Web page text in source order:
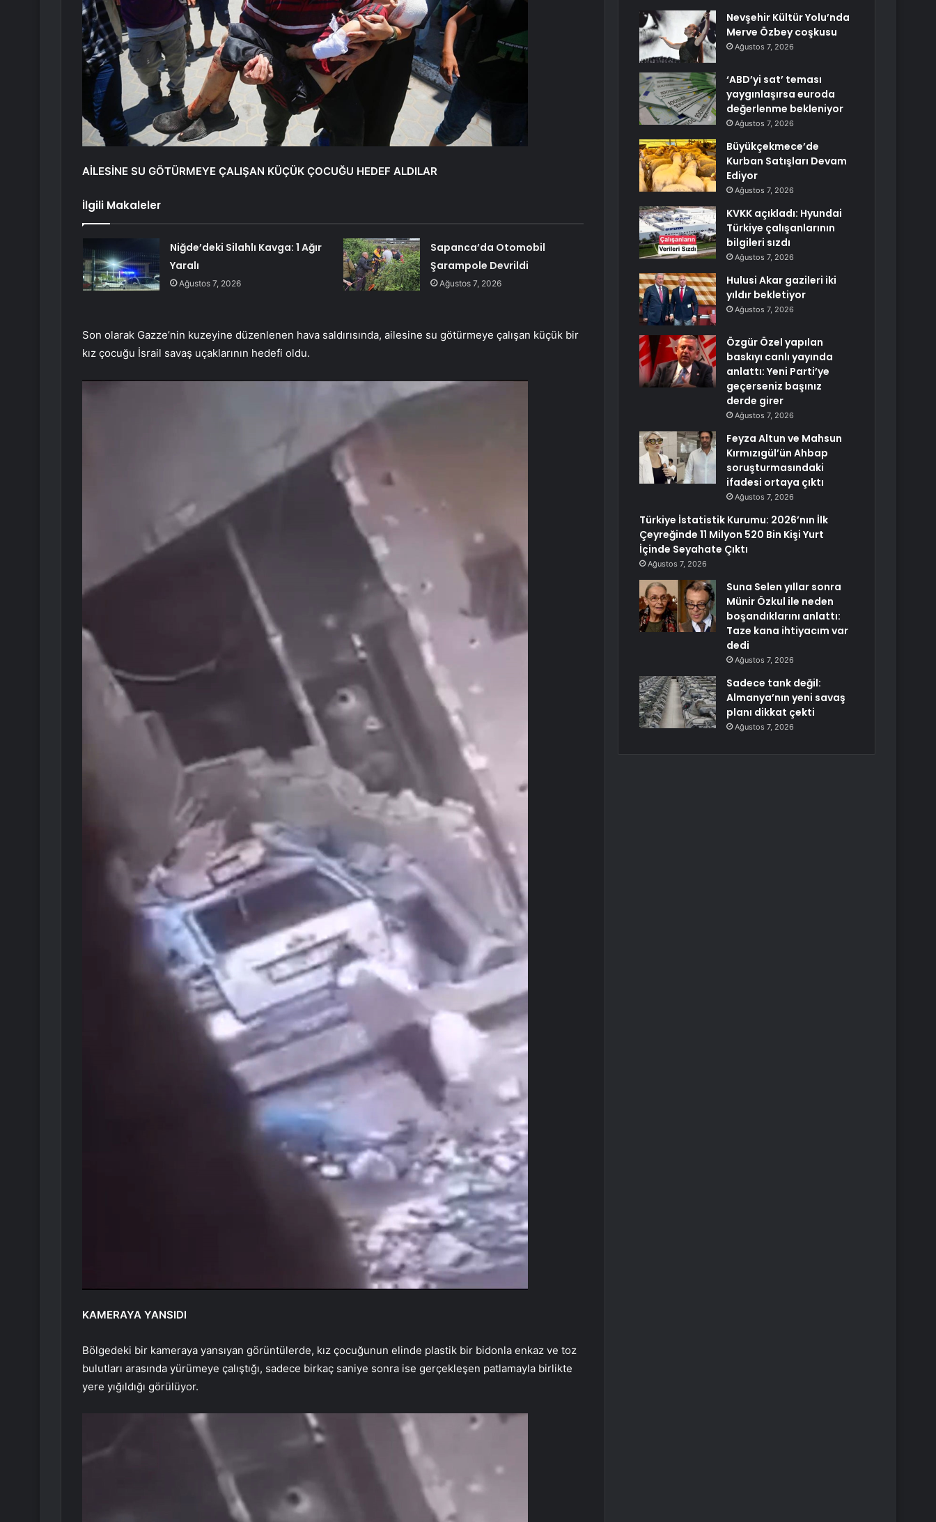
AİLESİNE SU GÖTÜRMEYE ÇALIŞAN KÜÇÜK ÇOCUĞU HEDEF ALDILAR
İlgili Makaleler
Niğde’deki Silahlı Kavga: 1 Ağır
Yaralı
Ağustos 7, 2026
Sapanca’da Otomobil
Şarampole Devrildi
Ağustos 7, 2026
Son olarak Gazze’nin kuzeyine düzenlenen hava saldırısında, ailesine su götürmeye çalışan küçük bir
kız çocuğu İsrail savaş uçaklarının hedefi oldu.
KAMERAYA YANSIDI
Bölgedeki bir kameraya yansıyan görüntülerde, kız çocuğunun elinde plastik bir bidonla enkaz ve toz
bulutları arasında yürümeye çalıştığı, sadece birkaç saniye sonra ise gerçekleşen patlamayla birlikte
yere yığıldığı görülüyor.
Nevşehir Kültür Yolu’nda
Merve Özbey coşkusu
Ağustos 7, 2026
‘ABD’yi sat’ teması
yaygınlaşırsa euroda
değerlenme bekleniyor
Ağustos 7, 2026
Büyükçekmece’de
Kurban Satışları Devam
Ediyor
Ağustos 7, 2026
KVKK açıkladı: Hyundai
Türkiye çalışanlarının
bilgileri sızdı
Ağustos 7, 2026
Hulusi Akar gazileri iki
yıldır bekletiyor
Ağustos 7, 2026
Özgür Özel yapılan
baskıyı canlı yayında
anlattı: Yeni Parti’ye
geçerseniz başınız
derde girer
Ağustos 7, 2026
Feyza Altun ve Mahsun
Kırmızıgül’ün Ahbap
soruşturmasındaki
ifadesi ortaya çıktı
Ağustos 7, 2026
Türkiye İstatistik Kurumu: 2026’nın İlk
Çeyreğinde 11 Milyon 520 Bin Kişi Yurt
İçinde Seyahate Çıktı
Ağustos 7, 2026
Suna Selen yıllar sonra
Münir Özkul ile neden
boşandıklarını anlattı:
Taze kana ihtiyacım var
dedi
Ağustos 7, 2026
Sadece tank değil:
Almanya’nın yeni savaş
planı dikkat çekti
Ağustos 7, 2026